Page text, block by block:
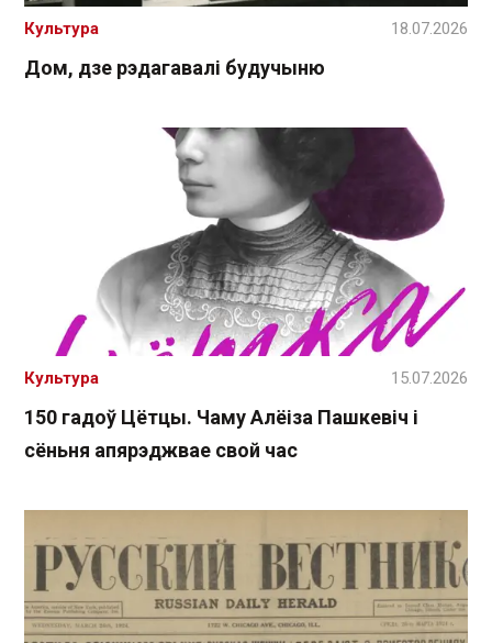
Дом, дзе рэдагавалі будучыню
Культура 18.07.2026
150 гадоў Цётцы. Чаму Алёіза Пашкевіч і
сёньня апярэджвае свой час
Культура 15.07.2026